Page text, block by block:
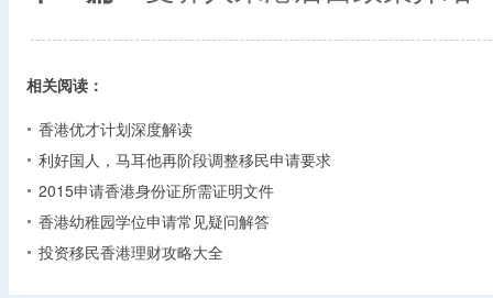
相关阅读：
香港优才计划深度解读
利好国人，马耳他再阶段调整移民申请要求
2015申请香港身份证所需证明文件
香港幼稚园学位申请常见疑问解答
投资移民香港理财攻略大全